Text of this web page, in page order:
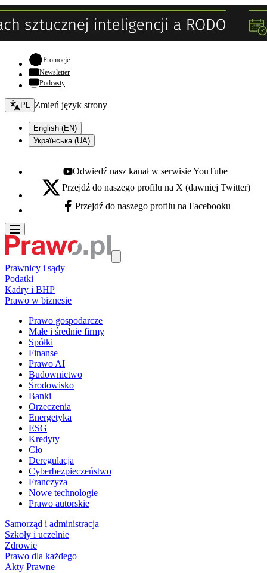
Promocje- otwiera się w nowej karcie
Newsletter
Podcasty
Zmień język - bieżący:
PL Zmień język strony
English (EN)
Українська (UA)
Youtube - otwiera się w nowej karcie
Odwiedź nasz kanał w serwisie YouTube
X - otwiera się w nowej karcie
Przejdź do naszego profilu na X (dawniej Twitter)
Facebook - otwiera się w nowej karcie
Przejdź do naszego profilu na Facebooku
Prawnicy i sądy
Podatki
Kadry i BHP
Prawo w biznesie
Prawo gospodarcze
Małe i średnie firmy
Spółki
Finanse
Prawo AI
Budownictwo
Środowisko
Banki
Orzeczenia
Energetyka
ESG
Kredyty
Cło
Deregulacja
Cyberbezpieczeństwo
Franczyza
Nowe technologie
Prawo autorskie
Samorząd i administracja
Szkoły i uczelnie
Zdrowie
Prawo dla każdego
Akty Prawne